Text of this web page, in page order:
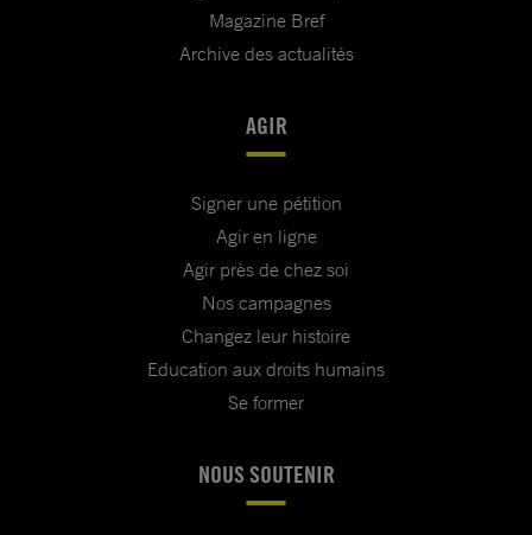
Magazine Bref
Archive des actualités
AGIR
Signer une pétition
Agir en ligne
Agir près de chez soi
Nos campagnes
Changez leur histoire
Education aux droits humains
Se former
NOUS SOUTENIR